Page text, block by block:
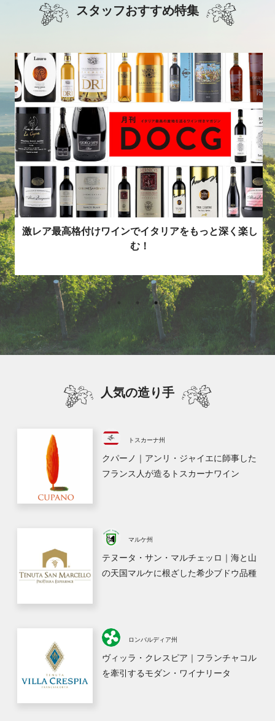
スタッフおすすめ特集
説明不要で売れる！スロヴェニアのカリスマワイナリ
ーをご紹介
【日本初入荷】今すぐ旨いバローロの秘密とは？
激レア最高格付けワインでイタリアをもっと深く楽し
む！
人気の造り手
トスカーナ州
クパーノ｜アンリ・ジャイエに師事した
フランス人が造るトスカーナワイン
マルケ州
テヌータ・サン・マルチェッロ｜海と山
の天国マルケに根ざした希少ブドウ品種
ロンバルディア州
ヴィッラ・クレスピア｜フランチャコル
を牽引するモダン・ワイナリータ